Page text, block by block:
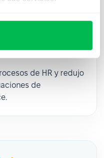
sus procesos de
de HR y redujo
de